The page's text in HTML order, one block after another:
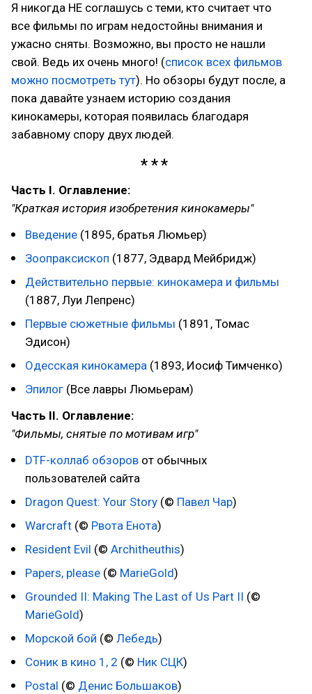
Я никогда НЕ соглашусь с теми, кто считает что
все фильмы по играм недостойны внимания и
ужасно сняты. Возможно, вы просто не нашли
свой. Ведь их очень много! (список всех фильмов
можно посмотреть тут). Но обзоры будут после, а
пока давайте узнаем историю создания
кинокамеры, которая появилась благодаря
забавному спору двух людей.
Часть I. Оглавление:
"Краткая история изобретения кинокамеры"
Введение (1895, братья Люмьер)
Зоопраксископ (1877, Эдвард Мейбридж)
Действительно первые: кинокамера и фильмы
(1887, Луи Лепренс)
Первые сюжетные фильмы (1891, Томас
Эдисон)
Одесская кинокамера (1893, Иосиф Тимченко)
Эпилог (Все лавры Люмьерам)
Часть II. Оглавление:
"Фильмы, снятые по мотивам игр"
DTF-коллаб обзоров от обычных
пользователей сайта
Dragon Quest: Your Story (© Павел Чар)
Warcraft (© Рвота Енота)
Resident Evil (© Architheuthis)
Papers, please (© MarieGold)
Grounded II: Making The Last of Us Part II (©
MarieGold)
Морской бой (© Лебедь)
Соник в кино 1, 2 (© Ник СЦК)
Postal (© Денис Большаков)